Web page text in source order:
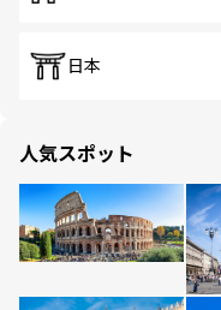
日本
人気スポット